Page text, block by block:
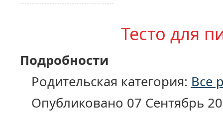
Тесто для
Подробности
Родительская категория: Все
Опубликовано 07 Сентябрь